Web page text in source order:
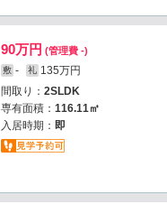
90万円 (管理費 -)
敷 - 礼 135万円
間取り： 2SLDK
専有面積： 116.11㎡
入居時期： 即